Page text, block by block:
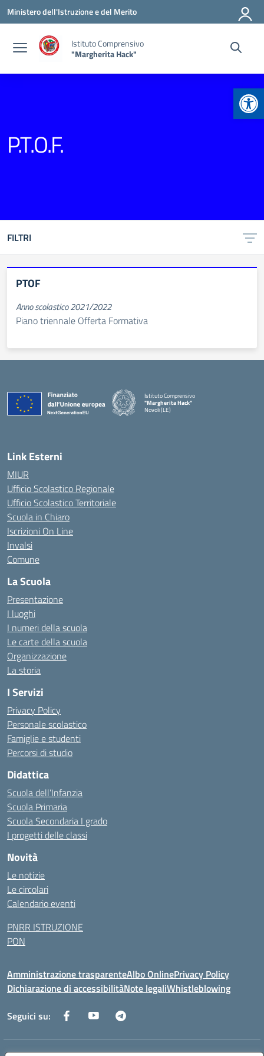
Vai ai contenuti
Vai al menu di navigazione
Vai al footer
Ministero dell'Istruzione e del Merito
Istituto Comprensivo
"Margherita Hack"
P.T.O.F.
FILTRI
PTOF
Anno scolastico 2021/2022
Piano triennale Offerta Formativa
Istituto Comprensivo
"Margherita Hack"
Novoli (LE)
Link Esterni
MIUR
Ufficio Scolastico Regionale
Ufficio Scolastico Territoriale
Scuola in Chiaro
Iscrizioni On Line
Invalsi
Comune
La Scuola
Presentazione
I luoghi
I numeri della scuola
Le carte della scuola
Organizzazione
La storia
I Servizi
Privacy Policy
Personale scolastico
Famiglie e studenti
Percorsi di studio
Didattica
Scuola dell’Infanzia
Scuola Primaria
Scuola Secondaria I grado
I progetti delle classi
Novità
Le notizie
Le circolari
Calendario eventi
PNRR ISTRUZIONE
PON
Amministrazione trasparenteAlbo OnlinePrivacy Policy
Dichiarazione di accessibilitàNote legaliWhistleblowing
Seguici su: